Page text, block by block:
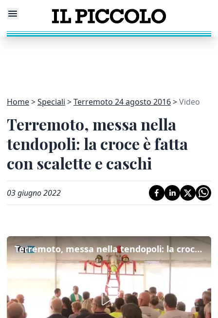
Home Speciali Terremoto 24 agosto 2016 Video
Terremoto, messa nella
tendopoli: la croce è fatta
con scalette e caschi
03 giugno 2022
Terremoto, messa nella tendopoli: la croce è fatta con scalette e caschi